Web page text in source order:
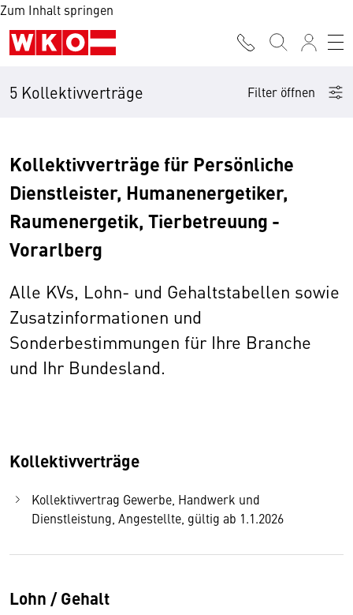
Zum Inhalt springen
5 Kollektivverträge Filter öffnen
Kollektivverträge für Persönliche
Dienstleister, Humanenergetiker,
Raumenergetik, Tierbetreuung -
Vorarlberg
Alle KVs, Lohn- und Gehaltstabellen sowie
Zusatzinformationen und
Sonderbestimmungen für Ihre Branche
und Ihr Bundesland.
Kollektivverträge
Kollektivvertrag Gewerbe, Handwerk und
Dienstleistung, Angestellte, gültig ab 1.1.2026
Lohn / Gehalt